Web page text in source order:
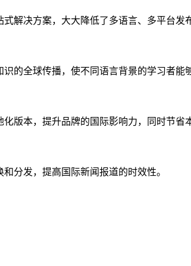
解决方案，大大降低了多语言、多平台发
的全球传播，使不同语言背景的学习者能
版本，提升品牌的国际影响力，同时节省
分发，提高国际新闻报道的时效性。